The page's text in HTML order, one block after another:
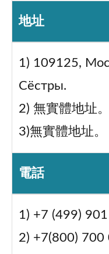
地址
1) 109125,
Сёстры.
2) 無實體地址。
3)無實體地址。
電話
1) +7 (499)
2) +7(800) 700